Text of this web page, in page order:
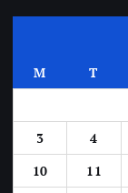
M T
3
4
10
11